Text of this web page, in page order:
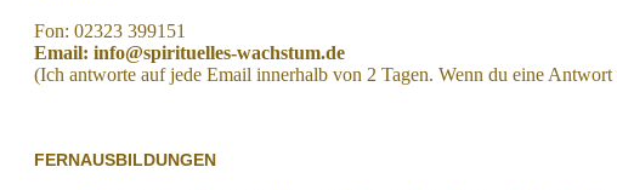
Fon: 02323 399151
Email: info@spirituelles-wachstum.de
(Ich antworte auf jede Email innerhalb von 2 Tagen. Wenn du eine
FERNAUSBILDUNGEN